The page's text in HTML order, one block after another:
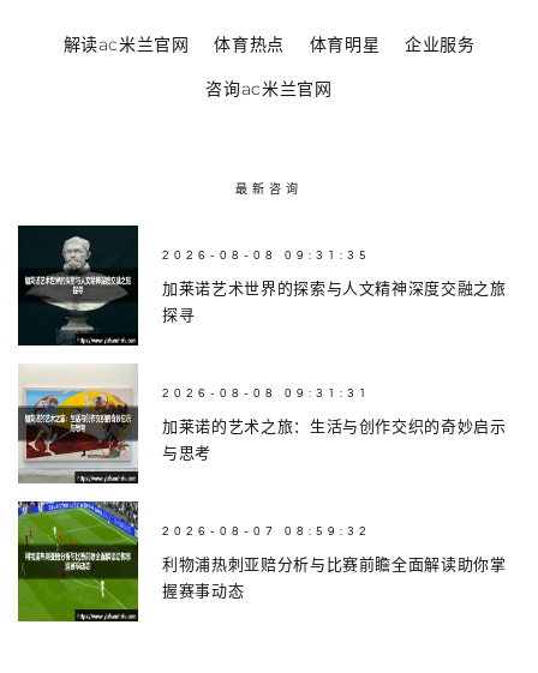
解读ac米兰官网 体育热点 体育明星 企业服务
咨询ac米兰官网
最新咨询
2026-08-08 09:31:35
加莱诺艺术世界的探索与人文精神深度交融之旅
探寻
2026-08-08 09:31:31
加莱诺的艺术之旅：生活与创作交织的奇妙启示
与思考
2026-08-07 08:59:32
利物浦热刺亚赔分析与比赛前瞻全面解读助你掌
握赛事动态